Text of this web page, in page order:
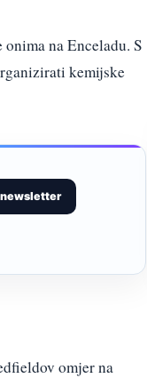
na Enceladu. S
kemijske
omjer na